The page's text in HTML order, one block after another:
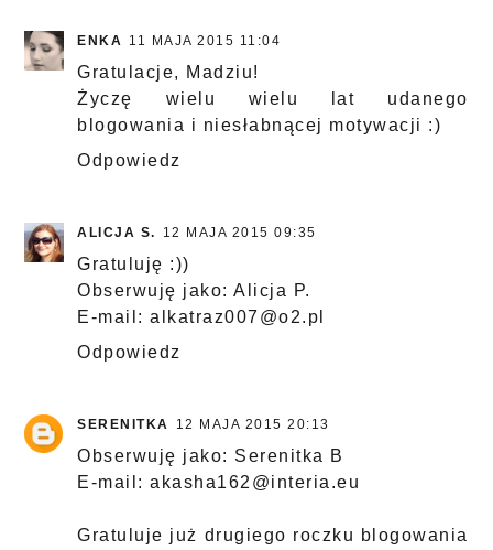
ENKA 11 MAJA 2015 11:04
Gratulacje, Madziu!
Życzę wielu wielu lat udanego
blogowania i niesłabnącej motywacji :)
Odpowiedz
ALICJA S. 12 MAJA 2015 09:35
Gratuluję :))
Obserwuję jako: Alicja P.
E-mail: alkatraz007@o2.pl
Odpowiedz
SERENITKA 12 MAJA 2015 20:13
Obserwuję jako: Serenitka B
E-mail: akasha162@interia.eu
Gratuluje już drugiego roczku blogowania